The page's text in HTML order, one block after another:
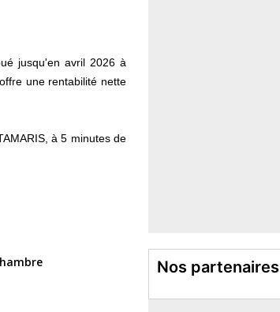
jusqu'en avril 2026 à
une rentabilité nette
à 5 minutes de
en meublé annuel
Nos partenaires